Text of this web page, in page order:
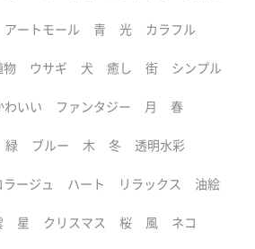
アートモール 青 光 カラフル
物 ウサギ 犬 癒し 街 シンプル
わいい ファンタジー 月 春
緑 ブルー 木 冬 透明水彩
ラージュ ハート リラックス 油絵
星 クリスマス 桜 風 ネコ